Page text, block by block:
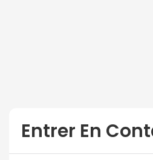
Entrer En